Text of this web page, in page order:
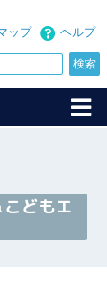
ヘルプ
ップ
こどもエ